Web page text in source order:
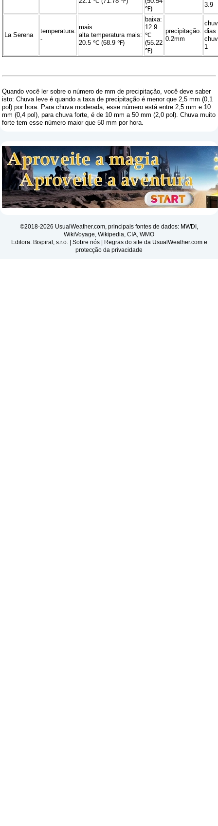
℉)
3.9
La Serena
temperatura:
-
mais
alta temperatura mais:
20.5 ℃ (68.9 ℉)
baixa:
12.9
℃
(55.22
℉)
precipitação:
0.2mm
dias
1
Quando você ler sobre o número de mm de precipitação, você deve saber
isto: Chuva leve é ​​quando a taxa de precipitação é menor que 2,5 mm (0,1
pol) por hora. Para chuva moderada, esse número está entre 2,5 mm e 10
mm (0,4 pol), para chuva forte, é de 10 mm a 50 mm (2,0 pol). Chuva muito
forte tem esse número maior que 50 mm por hora.
©2018-2026 UsualWeather.com, principais fontes de dados: MWDI,
WikiVoyage, Wikipedia, CIA, WMO
Editora: Bispiral, s.r.o. | Sobre nós| Regras do site da UsualWeather.com e
protecção da privacidade